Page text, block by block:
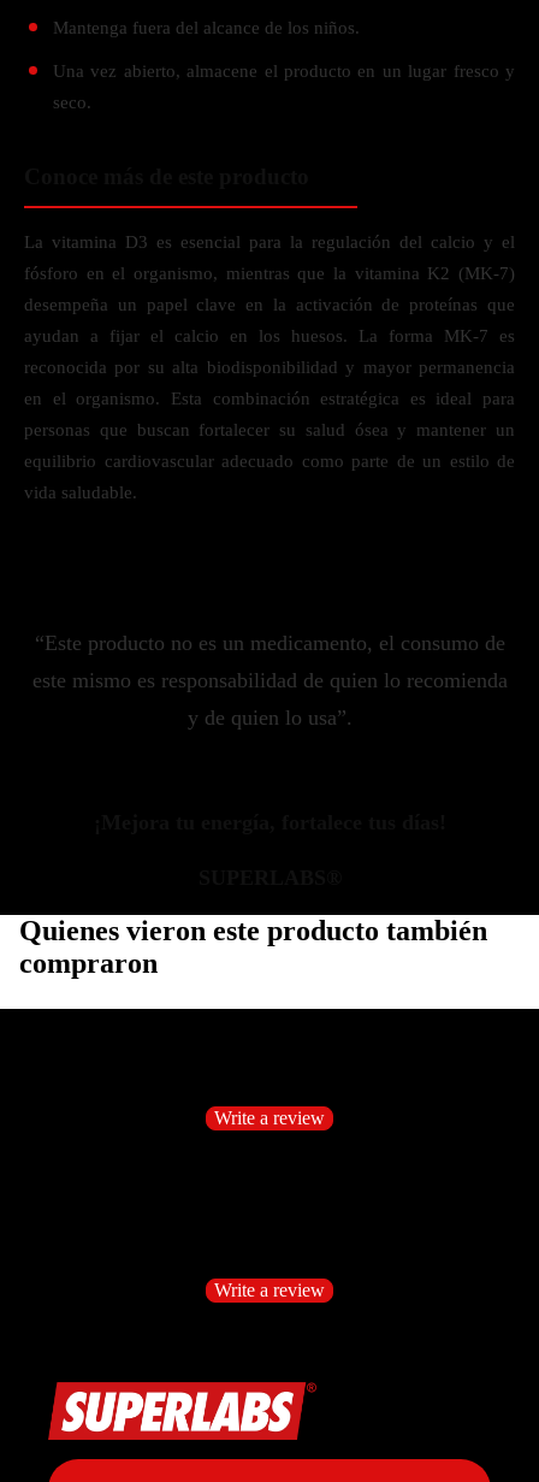
Mantenga fuera del alcance de los niños.
Una vez abierto, almacene el producto en un lugar fresco y
seco.
La vitamina D3 es esencial para la regulación del calcio y el
fósforo en el organismo, mientras que la vitamina K2 (MK-7)
desempeña un papel clave en la activación de proteínas que
ayudan a fijar el calcio en los huesos. La forma MK-7 es
reconocida por su alta biodisponibilidad y mayor permanencia
en el organismo. Esta combinación estratégica es ideal para
personas que buscan fortalecer su salud ósea y mantener un
equilibrio cardiovascular adecuado como parte de un estilo de
vida saludable.
“Este producto no es un medicamento, el consumo de
este mismo es responsabilidad de quien lo recomienda
y de quien lo usa”.
Quienes vieron este producto también
compraron
Write a review
Write a review